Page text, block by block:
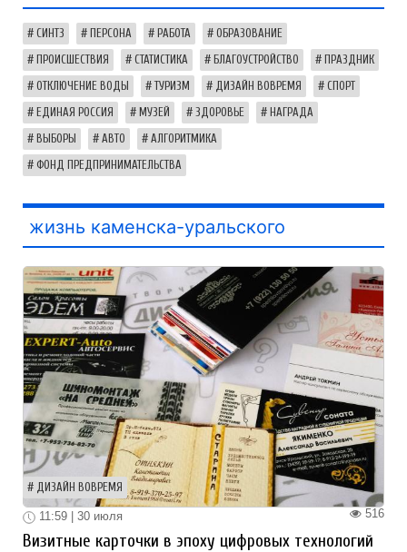
СИНТЗ ПЕРСОНА РАБОТА ОБРАЗОВАНИЕ
ПРОИСШЕСТВИЯ СТАТИСТИКА БЛАГОУСТРОЙСТВО ПРАЗДНИК
ОТКЛЮЧЕНИЕ ВОДЫ ТУРИЗМ ДИЗАЙН ВОВРЕМЯ СПОРТ
ЕДИНАЯ РОССИЯ МУЗЕЙ ЗДОРОВЬЕ НАГРАДА
ВЫБОРЫ АВТО АЛГОРИТМИКА
ФОНД ПРЕДПРИНИМАТЕЛЬСТВА
жизнь каменска-уральского
ДИЗАЙН ВОВРЕМЯ
516
11:59 | 30 июля
Визитные карточки в эпоху цифровых технологий